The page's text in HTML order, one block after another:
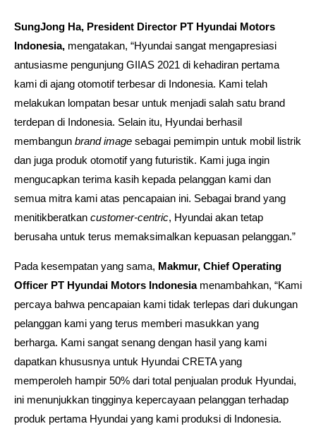
SungJong Ha, President Director PT Hyundai Motors
Indonesia, mengatakan, “Hyundai sangat mengapresiasi
antusiasme pengunjung GIIAS 2021 di kehadiran pertama
kami di ajang otomotif terbesar di Indonesia. Kami telah
melakukan lompatan besar untuk menjadi salah satu brand
terdepan di Indonesia. Selain itu, Hyundai berhasil
membangun brand image sebagai pemimpin untuk mobil listrik
dan juga produk otomotif yang futuristik. Kami juga ingin
mengucapkan terima kasih kepada pelanggan kami dan
semua mitra kami atas pencapaian ini. Sebagai brand yang
menitikberatkan customer-centric, Hyundai akan tetap
berusaha untuk terus memaksimalkan kepuasan pelanggan.”
Pada kesempatan yang sama, Makmur, Chief Operating
Officer PT Hyundai Motors Indonesiamenambahkan, “Kami
percaya bahwa pencapaian kami tidak terlepas dari dukungan
pelanggan kami yang terus memberi masukkan yang
berharga. Kami sangat senang dengan hasil yang kami
dapatkan khususnya untuk Hyundai CRETA yang
memperoleh hampir 50% dari total penjualan produk Hyundai,
ini menunjukkan tingginya kepercayaan pelanggan terhadap
produk pertama Hyundai yang kami produksi di Indonesia.